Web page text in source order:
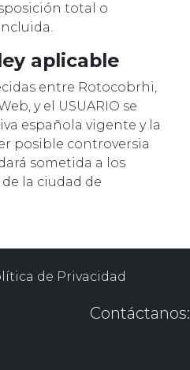
total o
aplicable
entre Rotocobrhi,
y el USUARIO se
española vigente y la
posible controversia
sometida a los
la ciudad de
de Privacidad
Contáctanos: